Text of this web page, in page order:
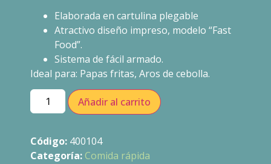
Elaborada en cartulina plegable
Atractivo diseño impreso, modelo “Fast
Food”.
Sistema de fácil armado.
Ideal para: Papas fritas, Aros de cebolla.
Añadir al carrito
Código: 400104
Categoría: Comida rápida